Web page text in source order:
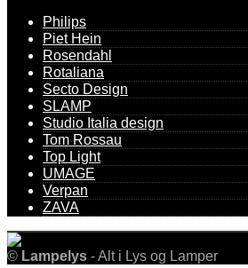
Philips
Piet Hein
Rosendahl
Rotaliana
Secto Design
SLAMP
Studio Italia design
Tom Rossau
Top Light
UMAGE
Verpan
ZAVA
© Lampelys - Alt i Lys og Lamper